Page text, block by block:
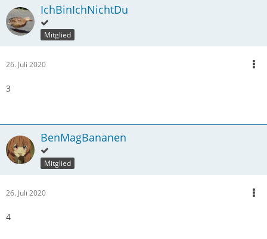
IchBinIchNichtDu
Mitglied
26. Juli 2020
3
BenMagBananen
Mitglied
26. Juli 2020
4